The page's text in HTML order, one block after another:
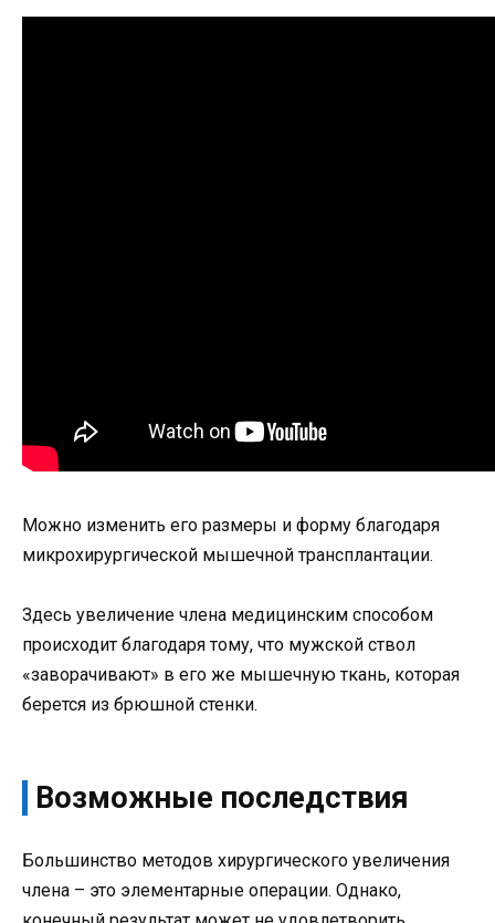
Можно изменить его размеры и форму благодаря
микрохирургической мышечной трансплантации.
Здесь увеличение члена медицинским способом
происходит благодаря тому, что мужской ствол
«заворачивают» в его же мышечную ткань, которая
берется из брюшной стенки.
Возможные последствия
Большинство методов хирургического увеличения
члена – это элементарные операции. Однако,